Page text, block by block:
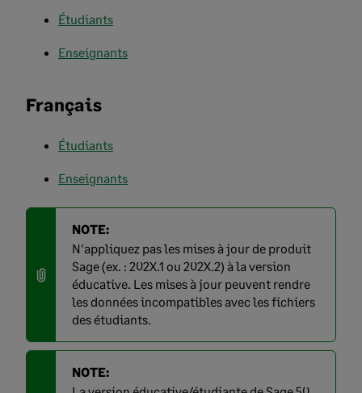
Étudiants
Enseignants
Français
Étudiants
Enseignants
NOTE:
N'appliquez pas les mises à jour de produit
Sage (ex. : 202X.1 ou 202X.2) à la version
éducative. Les mises à jour peuvent rendre
les données incompatibles avec les fichiers
des étudiants.
NOTE: